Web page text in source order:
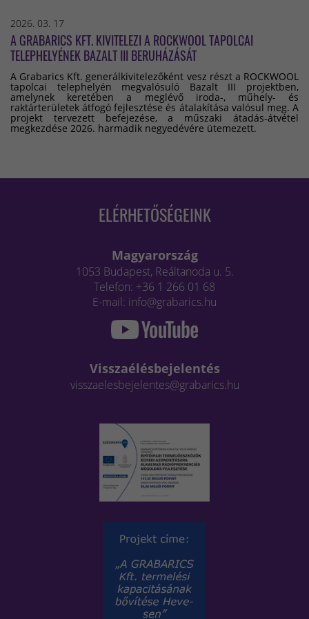
2026. 03. 17
A GRABARICS KFT. KIVITELEZI A ROCKWOOL TAPOLCAI
TELEPHELYÉNEK BAZALT III BERUHÁZÁSÁT
A Grabarics Kft. generálkivitelezőként vesz részt a ROCKWOOL
tapolcai telephelyén megvalósuló Bazalt III projektben,
amelynek keretében a meglévő iroda-, műhely- és
raktárterületek átfogó fejlesztése és átalakítása valósul meg. A
projekt tervezett befejezése, a műszaki átadás-átvétel
megkezdése 2026. harmadik negyedévére ütemezett.
ELÉRHETŐSÉGEINK
Magyarország
1053 Budapest, Reáltanoda u. 5.
Telefon: +36 1 266 01 68
E-mail: info@grabarics.hu
Visszaélésbejelentés
visszaelesbejelentes@grabarics.hu